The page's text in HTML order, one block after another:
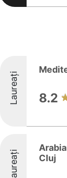
Laureați 8.2
Laureați
Cluj